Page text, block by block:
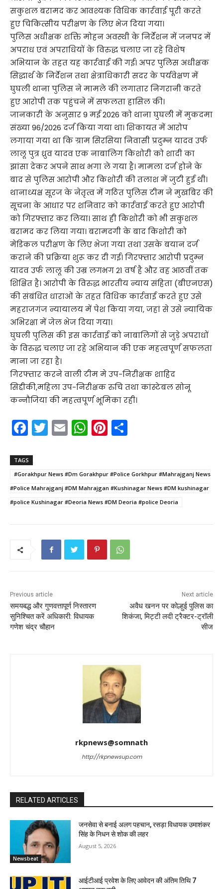
सकुशल बरामद कर आवश्यक विधिक कार्रवाई पूरी करते
हुए चिकित्सीय परीक्षण के लिए भेज दिया गया।
पुलिस अधीक्षक शक्ति मोहन अवस्थी के निर्देशन में जनपद में
अपराध एवं अपराधियों के विरुद्ध चलाए जा रहे विशेष
अभियान के तहत यह कार्रवाई की गई। अपर पुलिस अधीक्षक
सिद्धार्थ के निर्देशन तथा क्षेत्राधिकारी सदर के पर्यवेक्षण में
घुघली थाना पुलिस ने मामले की लगातार निगरानी करते
हुए आरोपी तक पहुंचने में सफलता हासिल की।
जानकारी के अनुसार 9 मई 2026 को थाना घुघली में मुकदमा
संख्या 96/2026 दर्ज किया गया था। शिकायत में आरोप
लगाया गया था कि ग्राम सिरसिया निवासी प्रदुम्न यादव उर्फ
लालू पुत्र ध्रुव यादव एक नाबालिग किशोरी को शादी का
झांसा देकर अपने साथ भगा ले गया है। मामला दर्ज होने के
बाद से पुलिस आरोपी और किशोरी की तलाश में जुटी हुई थी।
थानाध्यक्ष सूरज के नेतृत्व में गठित पुलिस टीम ने मुखबिर की
सूचना के आधार पर शनिवार को कार्रवाई करते हुए आरोपी
को गिरफ्तार कर लिया। साथ ही किशोरी को भी सकुशल
बरामद कर लिया गया। बरामदगी के बाद किशोरी को
मेडिकल परीक्षण के लिए भेजा गया तथा उसके बयान दर्ज
कराने की प्रक्रिया शुरू कर दी गई। गिरफ्तार आरोपी प्रदुम्न
यादव उर्फ लालू की उम्र लगभग 21 वर्ष है और वह आठवीं तक
शिक्षित है। आरोपी के विरुद्ध भारतीय न्याय संहिता (बीएनएस)
की संबंधित धाराओं के तहत विधिक कार्रवाई करते हुए उसे
महराजगंज न्यायालय में पेश किया गया, जहां से उसे न्यायिक
अभिरक्षा में जेल भेज दिया गया।
घुघली पुलिस की इस कार्रवाई को नाबालिगों से जुड़े अपराधों
के विरुद्ध चलाए जा रहे अभियान की एक महत्वपूर्ण सफलता
माना जा रहा है।
गिरफ्तार करने वाली टीम मे उप-निरीक्षक शाहिद
सिद्दीकी,महिला उप-निरीक्षक रुचि तथा कांस्टेबल सोनू
कन्नौजिया की महत्वपूर्ण भूमिका रही।
F
a
c
e
b
o
T
w
er
E
m
l
W
h
ts
A
p
Pi
nt
e
st
e
TAGS
#Gorakhpur News #Dm Gorakhpur #Police Gorkhpur #Mahrajganj News
#Police Mahrajganj #DM Mahrajgan #Kushinagar News #DM kushinagar
#police Kushinagar #Deoria News #DM Deoria #police Deoria
Previous article
समयबद्ध और गुणवत्तापूर्ण निस्तारण
सुनिश्चित करें अधिकारी: विधायक
गणेश चंद्र चौहान
Next article
अवैध खनन पर कोल्हुई पुलिस का
शिकंजा, मिट्टी लदी ट्रैक्टर-ट्रॉली
सीज
rkpnews@somnath
http://rkpnewsup.com
RELATED ARTICLES
Newsbeat
जनसेवा से बनाई अलग पहचान, रसड़ा विधायक उमाशंकर
सिंह के निधन से शोक की लहर
August 5, 2026
आईटीआई प्रवेश के लिए आवेदन की अंतिम तिथि 7